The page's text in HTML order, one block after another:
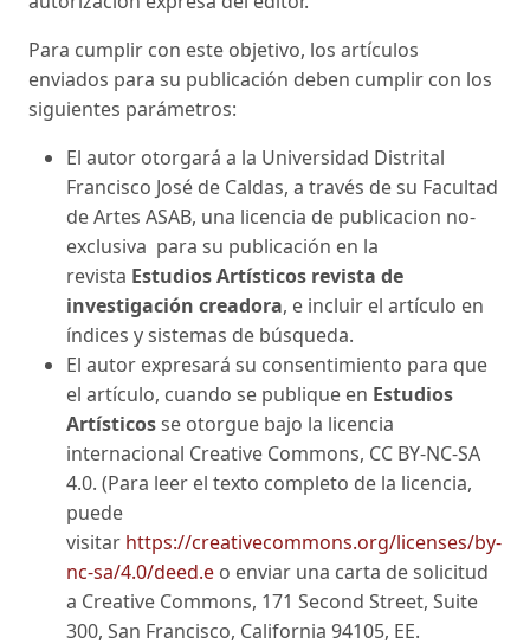
Para cumplir con este objetivo, los artículos
enviados para su publicación deben cumplir con los
siguientes parámetros:
El autor otorgará a la Universidad Distrital
Francisco José de Caldas, a través de su Facultad
de Artes ASAB, una licencia de publicacion no-
exclusiva para su publicación en la
revista Estudios Artísticos revista de
investigación creadora, e incluir el artículo en
índices y sistemas de búsqueda.
El autor expresará su consentimiento para que
el artículo, cuando se publique en Estudios
Artísticosse otorgue bajo la licencia
internacional Creative Commons, CC BY-NC-SA
4.0. (Para leer el texto completo de la licencia,
puede
visitar https://creativecommons.org/licenses/by-
nc-sa/4.0/deed.e o enviar una carta de solicitud
a Creative Commons, 171 Second Street, Suite
300, San Francisco, California 94105, EE.